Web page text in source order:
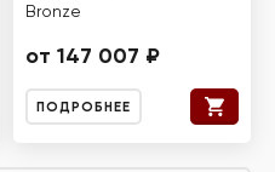
Bronze
от 147 007 ₽
ПОДРОБНЕЕ